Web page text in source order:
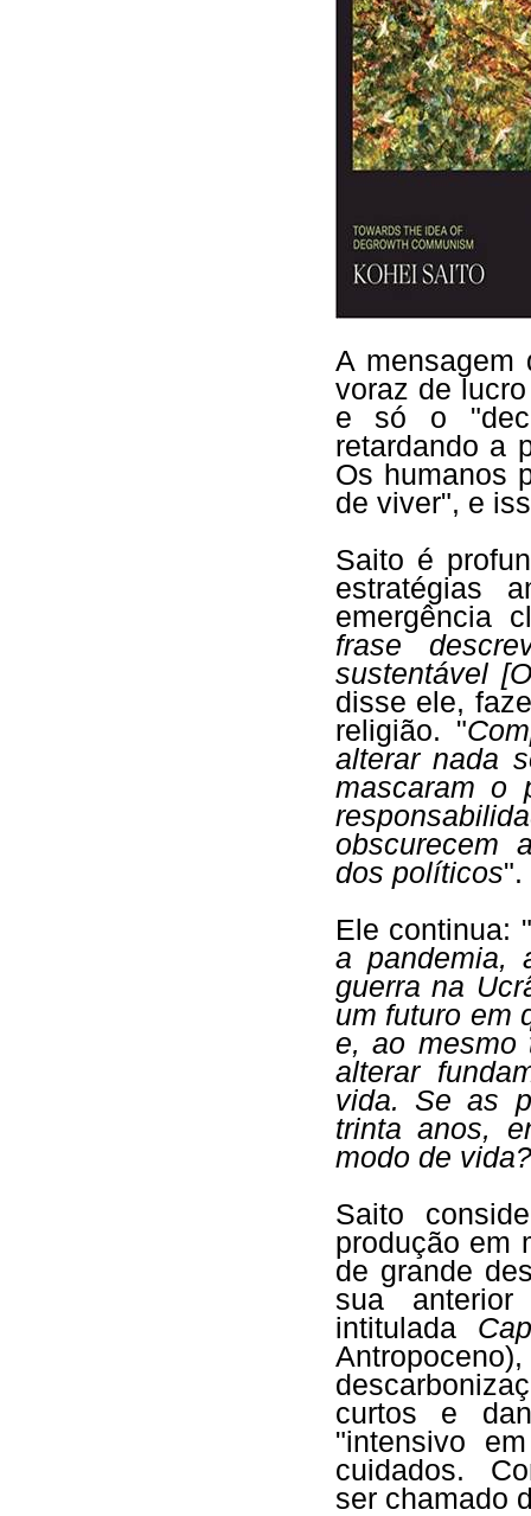
A
voraz de
e só o
retardando a
Os humanos
de viver", e
Saito é
estratégias
emergência
frase
sustentável
disse ele,
religião. "
alterar nada
mascaram o
obscurecem
dos políticos".
Ele continua: "
a pandemia,
guerra na
um futuro em
e, ao mesmo
alterar
vida. Se as
trinta anos,
modo de
Saito
produção em
de grande
sua
intitulada
curtos e
"intensivo
cuidados.
ser chamado